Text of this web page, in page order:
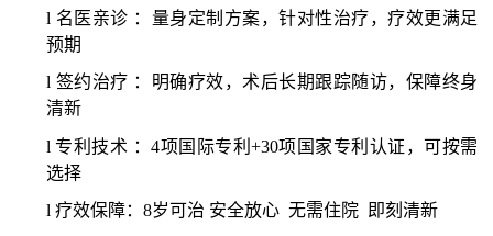
l 名医亲诊 ：量身定制方案，针对性治疗，疗效更满足
预期
l 签约治疗 ：明确疗效，术后长期跟踪随访，保障终身
清新
l专利技术 ：4项国际专利+30项国家专利认证，可按需
选择
l 疗效保障： 8岁可治 安全放心 无需住院 即刻清新